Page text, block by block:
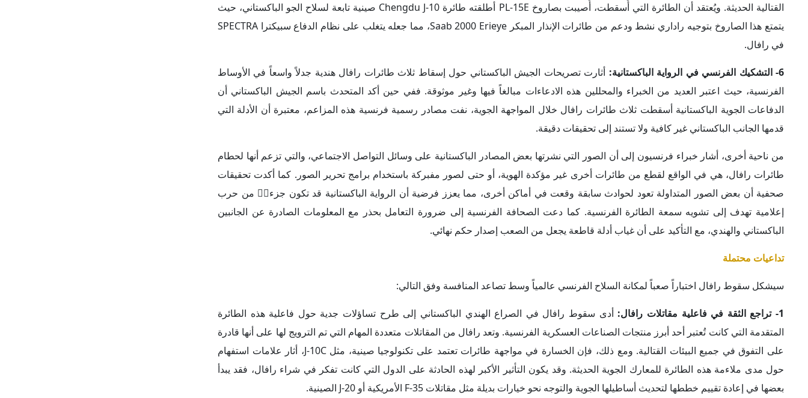
القتالية الحديثة. ويُعتقد أن الطائرة التي أُسقطت، أُصيبت بصاروخ PL-15E أطلقته طائرة Chengdu J-10 صينية تابعة لسلاح الجو الباكستاني، حيث
يتمتع هذا الصاروخ بتوجيه راداري نشط ودعم من طائرات الإنذار المبكر Saab 2000 Erieye، مما جعله يتغلب على نظام الدفاع سبيكترا SPECTRA
في رافال.
6- التشكيك الفرنسي في الرواية الباكستانية:
أثارت تصريحات الجيش الباكستاني حول إسقاط ثلاث طائرات رافال هندية جدلاً واسعاً في الأوساط
الفرنسية، حيث اعتبر العديد من الخبراء والمحللين هذه الادعاءات مبالغاً فيها وغير موثوقة. ففي حين أكد المتحدث باسم الجيش الباكستاني أن
الدفاعات الجوية الباكستانية أسقطت ثلاث طائرات رافال خلال المواجهة الجوية، نفت مصادر رسمية فرنسية هذه المزاعم، معتبرة أن الأدلة التي
قدمها الجانب الباكستاني غير كافية ولا تستند إلى تحقيقات دقيقة.
من ناحية أخرى، أشار خبراء فرنسيون إلى أن الصور التي نشرتها بعض المصادر الباكستانية على وسائل التواصل الاجتماعي، والتي تزعم أنها لحطام
طائرات رافال، هي في الواقع لقطع من طائرات أخرى غير مؤكدة الهوية، أو حتى لصور مفبركة باستخدام برامج تحرير الصور. كما أكدت تحقيقات
صحفية أن بعض الصور المتداولة تعود لحوادث سابقة وقعت في أماكن أخرى، مما يعزز فرضية أن الرواية الباكستانية قد تكون جزءاࣧ من حرب
إعلامية تهدف إلى تشويه سمعة الطائرة الفرنسية. كما دعت الصحافة الفرنسية إلى ضرورة التعامل بحذر مع المعلومات الصادرة عن الجانبين
الباكستاني والهندي، مع التأكيد على أن غياب أدلة قاطعة يجعل من الصعب إصدار حكم نهائي.
تداعيات محتملة
سيشكل سقوط رافال اختباراً صعباً لمكانة السلاح الفرنسي عالمياً وسط تصاعد المنافسة وفق التالي:
1- تراجع الثقة في فاعلية مقاتلات رافال:
أدى سقوط رافال في الصراع الهندي الباكستاني إلى طرح تساؤلات جدية حول فاعلية هذه الطائرة
المتقدمة التي كانت تُعتبر أحد أبرز منتجات الصناعات العسكرية الفرنسية. وتعد رافال من المقاتلات متعددة المهام التي تم الترويج لها على أنها قادرة
على التفوق في جميع البيئات القتالية. ومع ذلك، فإن الخسارة في مواجهة طائرات تعتمد على تكنولوجيا صينية، مثل J-10C، أثار علامات استفهام
حول مدى ملاءمة هذه الطائرة للمعارك الجوية الحديثة. وقد يكون التأثير الأكبر لهذه الحادثة على الدول التي كانت تفكر في شراء رافال، فقد يبدأ
بعضها في إعادة تقييم خططها لتحديث أساطيلها الجوية والتوجه نحو خيارات بديلة مثل مقاتلات F-35 الأمريكية أو J-20 الصينية.